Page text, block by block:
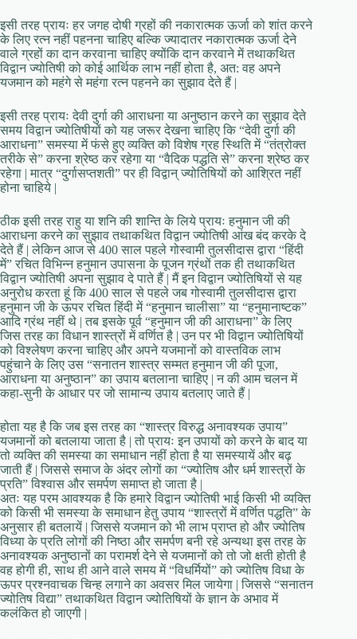
इसी तरह प्रायः हर जगह दोषी ग्रहों की नकारात्मक ऊर्जा को शांत करने
के लिए रत्न नहीं पहनना चाहिए बल्कि ज्यादातर नकारात्मक ऊर्जा देने
वाले ग्रहों का दान करवाना चाहिए क्योंकि दान करवाने में तथाकथित
विद्वान ज्योतिषी को कोई आर्थिक लाभ नहीं होता है, अत: वह अपने
यजमान को महंगे से महंगा रत्न पहनने का सुझाव देते हैं |
इसी तरह प्रायः देवी दुर्गा की आराधना या अनुष्ठान करने का सुझाव देते
समय विद्वान ज्योतिषीयों को यह जरूर देखना चाहिए कि “देवी दुर्गा की
आराधना” समस्या में फंसे हुए व्यक्ति को विशेष ग्रह स्थिति में “तंत्रोक्त
तरीके से” करना श्रेष्ठ कर रहेगा या “वैदिक पद्धति से” करना श्रेष्ठ कर
रहेगा | मात्र “दुर्गासप्तशती” पर ही विद्वान् ज्योतिषियों को आश्रित नहीं
होना चाहिये |
ठीक इसी तरह राहु या शनि की शान्ति के लिये प्रायः हनुमान जी की
आराधना करने का सुझाव तथाकथित विद्वान ज्योतिषी आंख बंद करके दे
देते हैं | लेकिन आज से 400 साल पहले गोस्वामी तुलसीदास द्वारा “हिंदी
में” रचित विभिन्न हनुमान उपासना के पूजन ग्रंथों तक ही तथाकथित
विद्वान ज्योतिषी अपना सुझाव दे पाते हैं | मैं इन विद्वान ज्योतिषियों से यह
अनुरोध करता हूं कि 400 साल से पहले जब गोस्वामी तुलसीदास द्वारा
हनुमान जी के ऊपर रचित हिंदी में “हनुमान चालीसा” या “हनुमानाष्टक”
आदि ग्रंथ नहीं थे | तब इसके पूर्व “हनुमान जी की आराधना” के लिए
जिस तरह का विधान शास्त्रों में वर्णित है | उन पर भी विद्वान ज्योतिषियों
को विश्लेषण करना चाहिए और अपने यजमानों को वास्तविक लाभ
पहुंचाने के लिए उस “सनातन शास्त्र सम्मत हनुमान जी की पूजा,
आराधना या अनुष्ठान” का उपाय बतलाना चाहिए | न की आम चलन में
कहा-सुनी के आधार पर जो सामान्य उपाय बतलाए जाते हैं |
होता यह है कि जब इस तरह का “शास्त्र विरुद्ध अनावश्यक उपाय”
यजमानों को बतलाया जाता है | तो प्रायः इन उपायों को करने के बाद या
तो व्यक्ति की समस्या का समाधान नहीं होता है या समस्यायें और बढ़
जाती हैं | जिससे समाज के अंदर लोगों का “ज्योतिष और धर्म शास्त्रों के
प्रति” विश्वास और समर्पण समाप्त हो जाता है |
अतः यह परम आवश्यक है कि हमारे विद्वान ज्योतिषी भाई किसी भी व्यक्ति
को किसी भी समस्या के समाधान हेतु उपाय “शास्त्रों में वर्णित पद्धति” के
अनुसार ही बतलायें | जिससे यजमान को भी लाभ प्राप्त हो और ज्योतिष
विध्या के प्रति लोगों की निष्ठा और समर्पण बनी रहे अन्यथा इस तरह के
अनावश्यक अनुष्ठानों का परामर्श देने से यजमानों को तो जो क्षती होती है
वह होगी ही, साथ ही आने वाले समय में “विधर्मियों” को ज्योतिष विधा के
ऊपर प्रश्नवाचक चिन्ह लगाने का अवसर मिल जायेगा | जिससे “सनातन
ज्योतिष विद्या” तथाकथित विद्वान ज्योतिषियों के ज्ञान के अभाव में
कलंकित हो जाएगी |